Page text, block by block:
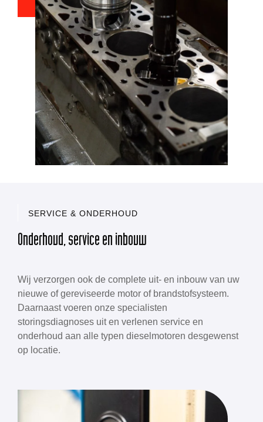
SERVICE & ONDERHOUD
Onderhoud, service en inbouw
Wij verzorgen ook de complete uit- en inbouw van uw
nieuwe ofgereviseerde motor of brandstofsysteem.
Daarnaast voeren onze specialisten
storingsdiagnoses uit en verlenen service en
onderhoud aan alle typen dieselmotoren desgewenst
op locatie.